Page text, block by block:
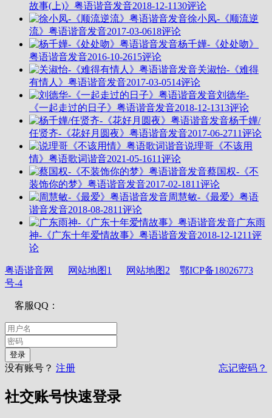
故事(上)》粤语谐音发音2018-12-1130评论
徐小凤-《顺流逆
流》粤语谐音发音2017-03-0618评论
杨千嬅-《处处吻》
粤语谐音发音2016-10-2615评论
关淑怡-《难得
有情人》粤语谐音发音2017-03-0514评论
刘德华-
《一起走过的日子》粤语谐音发音2018-12-1313评论
杨千嬅/
任贤齐-《花好月圆夜》粤语谐音发音2017-06-2711评论
说理哥《不该用
情》粤语歌词谐音2021-05-1611评论
蔡国权-《不
装饰你的梦》粤语谐音发音2017-02-1811评论
周慧敏-《最爱》粤语
谐音发音2018-08-2811评论
广东雨
神-《广东十年爱情故事》粤语谐音发音2018-12-1211评
论
粤语谐音网 网站地图1 网站地图2
鄂ICP备18026773
号-4
客服QQ：
没有账号？ 注册 忘记密码？
社交账号快速登录